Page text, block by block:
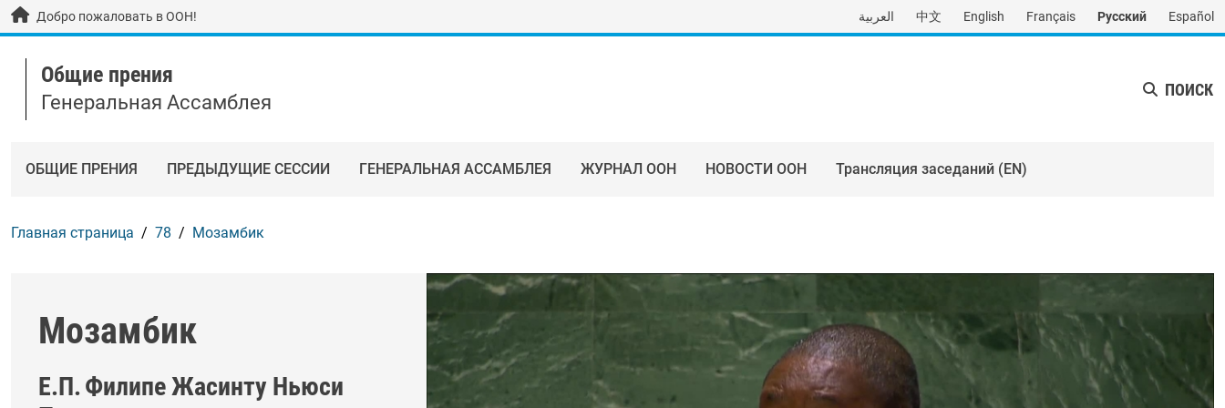
Skip to main content / navigation
Добро пожаловать в ООН! العربية 中文 English Français Русский Español
Общие прения
Генеральная Ассамблея
ПОИСК
ОБЩИЕ ПРЕНИЯ ПРЕДЫДУЩИЕ СЕССИИ ГЕНЕРАЛЬНАЯ АССАМБЛЕЯ ЖУРНАЛ ООН НОВОСТИ ООН Трансляция заседаний (EN)
Главная страница 78 Мозамбик
Мозамбик
Е.П.Филипе Жасинту Ньюси